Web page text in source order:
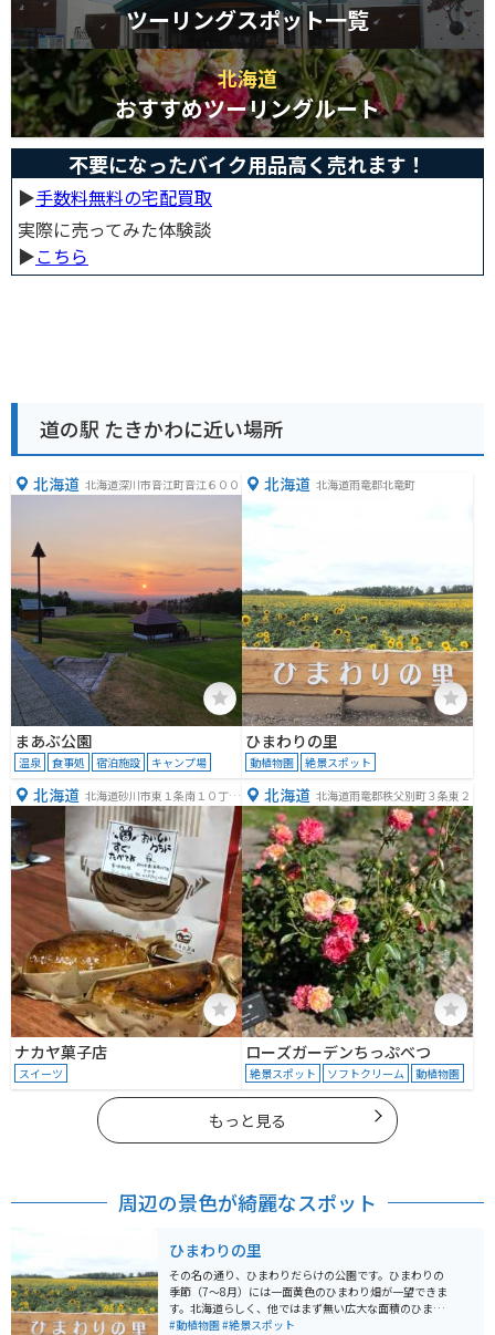
ツーリングスポット一覧
北海道
おすすめツーリングルート
不要になったバイク用品高く売れます！
▶︎手数料無料の宅配買取
実際に売ってみた体験談
▶︎こちら
道の駅 たきかわに近い場所
北海道 北海道深川市音江町音江６００
まあぶ公園
温泉 食事処 宿泊施設 キャンプ場
北海道 北海道雨竜郡北竜町
ひまわりの里
動植物園 絶景スポット
北海道 北海道砂川市東１条南１０丁目
２−１３
ナカヤ菓子店
スイーツ
北海道 北海道雨竜郡秩父別町３条東２
ローズガーデンちっぷべつ
絶景スポット ソフトクリーム 動植物園
もっと見る
周辺の景色が綺麗なスポット
ひまわりの里
その名の通り、ひまわりだらけの公園です。ひまわりの
季節（7〜8月）には一面黄色のひまわり畑が一望できま
す。北海道らしく、他ではまず無い広大な面積のひまわ
り畑は圧巻です。
#動植物園#絶景スポット